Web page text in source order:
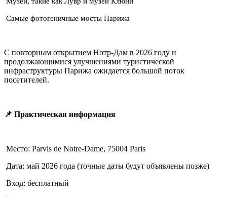
Самые фотогеничные мосты Парижа
С повторным открытием Нотр-Дам в 2026 году и
продолжающимися улучшениями туристической
инфраструктуры Парижа ожидается большой поток
посетителей.
📌 Практическая информация
Место: Parvis de Notre-Dame, 75004 Paris
Дата: май 2026 года (точные даты будут объявлены позже)
Вход: бесплатный